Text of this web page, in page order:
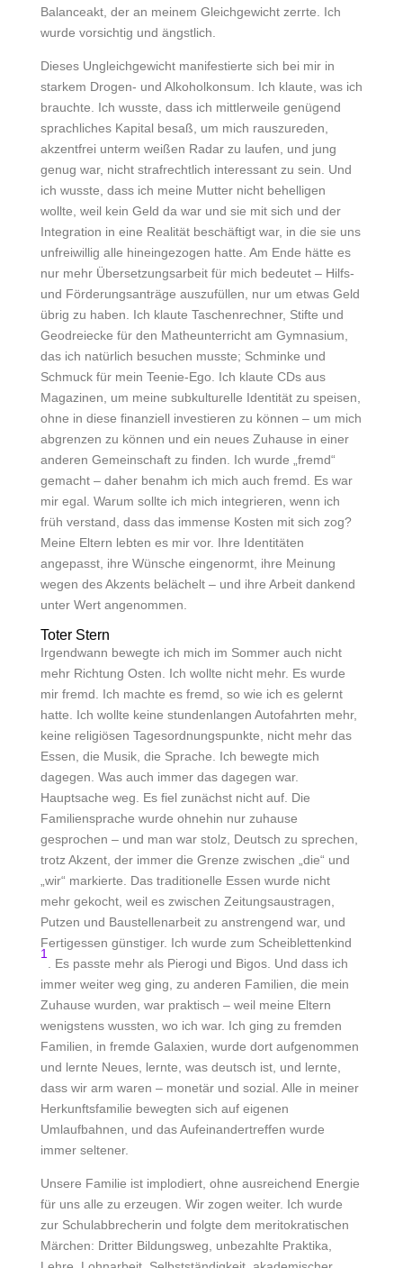
Balanceakt, der an meinem Gleichgewicht zerrte. Ich
wurde vorsichtig und ängstlich.
Dieses Ungleichgewicht manifestierte sich bei mir in
starkem Drogen- und Alkoholkonsum. Ich klaute, was ich
brauchte. Ich wusste, dass ich mittlerweile genügend
sprachliches Kapital besaß, um mich rauszureden,
akzentfrei unterm weißen Radar zu laufen, und jung
genug war, nicht strafrechtlich interessant zu sein. Und
ich wusste, dass ich meine Mutter nicht behelligen
wollte, weil kein Geld da war und sie mit sich und der
Integration in eine Realität beschäftigt war, in die sie uns
unfreiwillig alle hineingezogen hatte. Am Ende hätte es
nur mehr Übersetzungsarbeit für mich bedeutet – Hilfs-
und Förderungsanträge auszufüllen, nur um etwas Geld
übrig zu haben. Ich klaute Taschenrechner, Stifte und
Geodreiecke für den Matheunterricht am Gymnasium,
das ich natürlich besuchen musste; Schminke und
Schmuck für mein Teenie-Ego. Ich klaute CDs aus
Magazinen, um meine subkulturelle Identität zu speisen,
ohne in diese finanziell investieren zu können – um mich
abgrenzen zu können und ein neues Zuhause in einer
anderen Gemeinschaft zu finden. Ich wurde „fremd“
gemacht – daher benahm ich mich auch fremd. Es war
mir egal. Warum sollte ich mich integrieren, wenn ich
früh verstand, dass das immense Kosten mit sich zog?
Meine Eltern lebten es mir vor. Ihre Identitäten
angepasst, ihre Wünsche eingenormt, ihre Meinung
wegen des Akzents belächelt – und ihre Arbeit dankend
unter Wert angenommen.
Toter Stern
Irgendwann bewegte ich mich im Sommer auch nicht
mehr Richtung Osten. Ich wollte nicht mehr. Es wurde
mir fremd. Ich machte es fremd, so wie ich es gelernt
hatte. Ich wollte keine stundenlangen Autofahrten mehr,
keine religiösen Tagesordnungspunkte, nicht mehr das
Essen, die Musik, die Sprache. Ich bewegte mich
dagegen. Was auch immer das dagegen war.
Hauptsache weg. Es fiel zunächst nicht auf. Die
Familiensprache wurde ohnehin nur zuhause
gesprochen – und man war stolz, Deutsch zu sprechen,
trotz Akzent, der immer die Grenze zwischen „die“ und
„wir“ markierte. Das traditionelle Essen wurde nicht
mehr gekocht, weil es zwischen Zeitungsaustragen,
Putzen und Baustellenarbeit zu anstrengend war, und
Fertigessen günstiger. Ich wurde zum Scheiblettenkind
1
. Es passte mehr als Pierogi und Bigos. Und dass ich
immer weiter weg ging, zu anderen Familien, die mein
Zuhause wurden, war praktisch – weil meine Eltern
wenigstens wussten, wo ich war. Ich ging zu fremden
Familien, in fremde Galaxien, wurde dort aufgenommen
und lernte Neues, lernte, was deutsch ist, und lernte,
dass wir arm waren – monetär und sozial. Alle in meiner
Herkunftsfamilie bewegten sich auf eigenen
Umlaufbahnen, und das Aufeinandertreffen wurde
immer seltener.
Unsere Familie ist implodiert, ohne ausreichend Energie
für uns alle zu erzeugen. Wir zogen weiter. Ich wurde
zur Schulabbrecherin und folgte dem meritokratischen
Märchen: Dritter Bildungsweg, unbezahlte Praktika,